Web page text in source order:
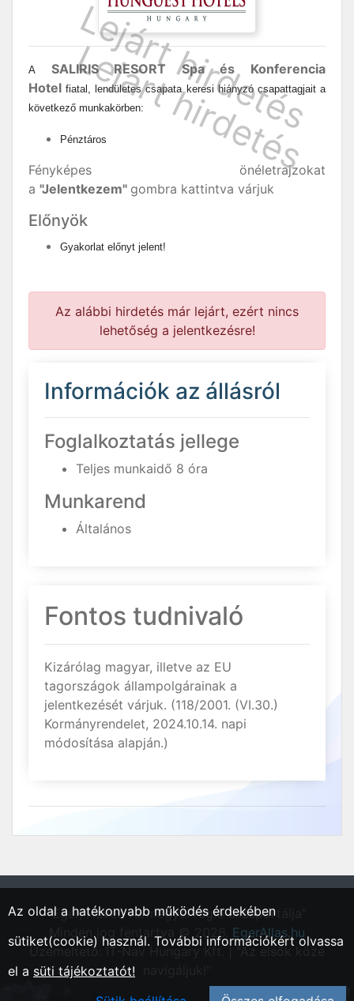
A SALIRIS RESORT Spa és Konferencia
Hotel fiatal, lendületes csapata keresi hiányzó csapattagjait a
következő munkakörben:
Pénztáros
Fényképes önéletrajzokat
a "Jelentkezem" gombra kattintva várjuk
Előnyök
Gyakorlat előnyt jelent!
Az alábbi hirdetés már lejárt, ezért nincs
lehetőség a jelentkezésre!
Információk az állásról
Foglalkoztatás jellege
Teljes munkaidő 8 óra
Munkarend
Általános
Fontos tudnivaló
Kizárólag magyar, illetve az EU
tagországok állampolgárainak a
jelentkezését várjuk. (118/2001. (VI.30.)
Kormányrendelet, 2024.10.14. napi
módosítása alapján.)
"Eger, Heves vármegyei régió állásportálja"
Minden jog fentartva © 2026. EgerAllas.hu
Üzemeltető: IT-Nav Hungary Kft. | "Az elsők közé
Az oldal a hatékonyabb működés érdekében
sütiket(cookie) használ. További információkért olvassa
el a süti tájékoztatót!